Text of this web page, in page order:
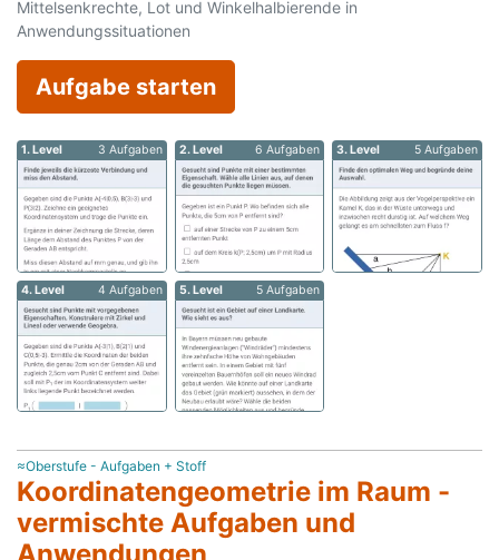
Mittelsenkrechte, Lot und Winkelhalbierende in
Anwendungssituationen
Aufgabe starten
1. Level 3 Aufgaben 2. Level 6 Aufgaben 3. Level 5 Aufgaben
4. Level 4 Aufgaben 5. Level 5 Aufgaben
≈Oberstufe - Aufgaben + Stoff
Koordinatengeometrie im Raum -
vermischte Aufgaben und